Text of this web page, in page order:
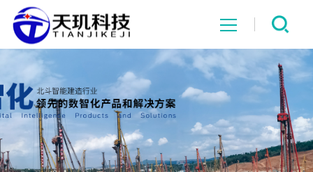
网站首页
系统中心
解决方案